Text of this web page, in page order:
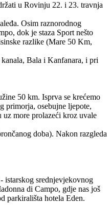
u Rovinju 22. i 23. travnja
Osim raznorodnog
dok je staza Sport nešto
razlike (Mare 50 Km,
Bala i Kanfanara, i pri
50 km. Isprva se krećemo
primorja, osebujne ljepote,
more prolazeći kroz uvale
doba). Nakon razgleda
istarskog srednjevjekovnog
di Campo, gdje nas još
parkirališta hotela Eden.